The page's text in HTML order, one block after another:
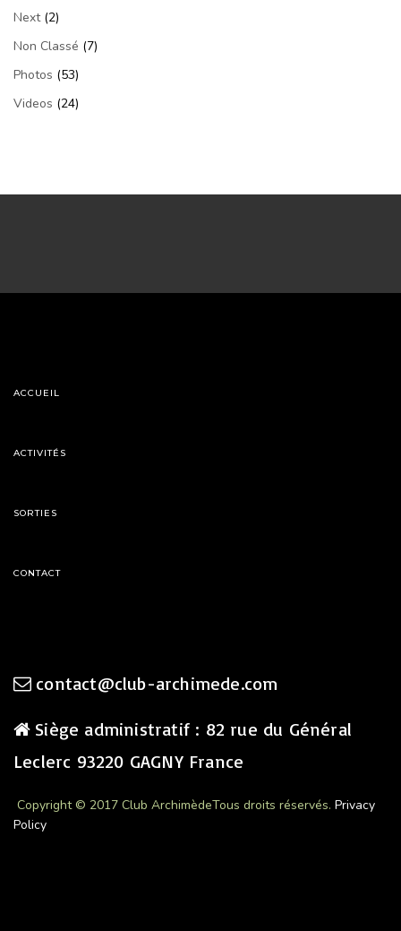
Next(2)
Non Classé (7)
Photos (53)
Videos (24)
ACCUEIL
ACTIVITÉS
SORTIES
CONTACT
contact@club-archimede.com
Siège administratif : 82 rue du Général
Leclerc 93220 GAGNY France
Copyright © 2017 Club ArchimèdeTous droits réservés. Privacy
Policy